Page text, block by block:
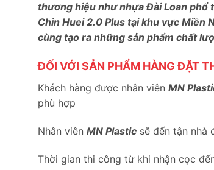
thương hiệu như nhựa Đài Loan phổ
Chin Huei 2.0 Plus tại khu vực Miền
cùng tạo ra những sản phẩm chất
ĐỐI VỚI SẢN PHẨM HÀNG ĐẶT
Khách hàng được nhân viên MN
phù hợp
Nhân viên MN Plastic sẽ đến tận nhà
Thời gian thi công từ khi nhận cọc